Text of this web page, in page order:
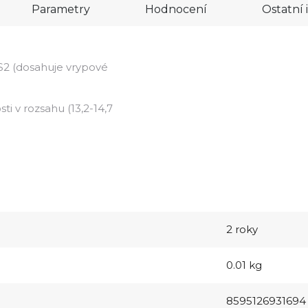
Parametry Hodnocení Ostatní
(dosahuje vrypové
v rozsahu (13,2-14,7
2 roky
0.01 kg
8595126931694